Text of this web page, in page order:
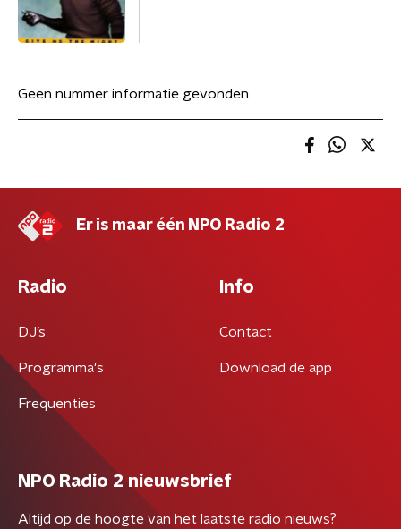
Geen nummer informatie gevonden
Er is maar één NPO Radio 2
Radio
DJ’s
Programma's
Frequenties
Info
Contact
Download de app
NPO Radio 2 nieuwsbrief
Altijd op de hoogte van het laatste radio nieuws?